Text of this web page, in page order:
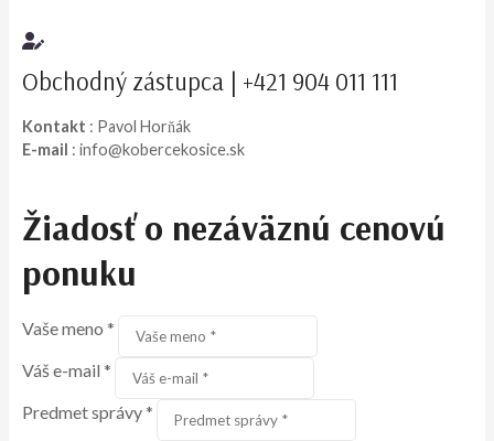
Obchodný zástupca | +421 904 011 111
Kontakt : Pavol Horňák
E-mail : info@kobercekosice.sk
Žiadosť o nezáväznú cenovú
ponuku
Vaše meno *
Váš e-mail *
Predmet správy *